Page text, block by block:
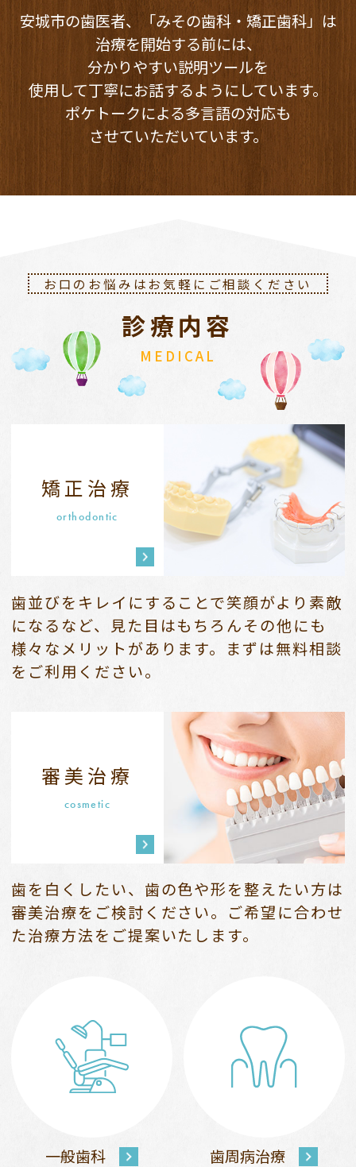
安城市の歯医者、「みその歯科・矯正歯科」は
治療を開始する前には、
分かりやすい説明ツールを
使用して丁寧にお話するようにしています。
ポケトークによる多言語の対応も
させていただいています。
お口のお悩みはお気軽にご相談ください
診療内容
MEDICAL
矯正治療
orthodontic
歯並びをキレイにすることで笑顔がより素敵
になるなど、
見た目はもちろんその他にも
様々なメリットがあります。 まずは無料相談
をご利用ください。
審美治療
cosmetic
歯を白くしたい、歯の色や形を整えたい方は
審美治療をご検討ください。 ご希望に合わせ
た治療方法をご提案いたします。
一般歯科 歯周病治療